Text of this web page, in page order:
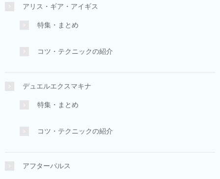
アリス・ギア・アイギス
特集・まとめ
コツ・テクニックの紹介
デュエルエクスマキナ
特集・まとめ
コツ・テクニックの紹介
アフターパルス